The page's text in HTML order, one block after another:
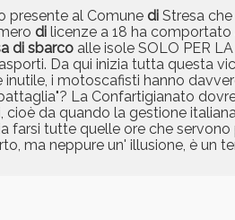
presente al Comune di Stresa
di licenze a 18 ha comportato
di sbarco alle isole SOLO PER
Da qui inizia tutta questa
inutile, i motoscafisti hanno
La Confartigianato
da quando la gestione
farsi tutte quelle ore che
ma neppure un' illusione, è un